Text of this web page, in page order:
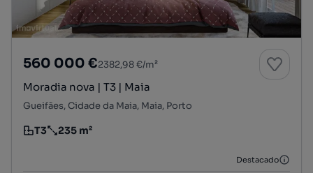
560 000 €2382,98 €/m²
Moradia nova | T3 | Maia
Gueifães, Cidade da Maia, Maia, Porto
Tipologia
T3
Preço por metro quadrado
235 m²
Destacado